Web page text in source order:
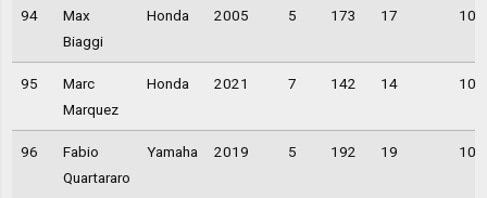
94
Max
Biaggi
Honda 2005 5 173 17
95
Marc
Marquez
Honda 2021 7 142 14
96
Fabio
Quartararo
Yamaha 2019 5 192 19